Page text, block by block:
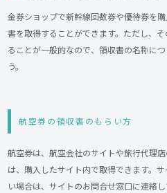
金券ショップで新幹線回数券や優待券を
書を取得することができます。ただし、
ることが一般的なので、領収書の名称に
う。
航空券の領収書のもらい方
航空券は、航空会社のサイトや旅行代理
は、購入したサイト内で取得できます。
い場合は、サイトのお問合せ窓口に連絡